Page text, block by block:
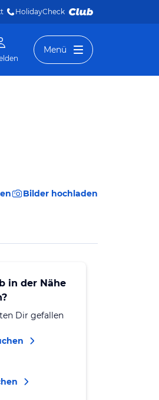
HolidayCheck
Menü
Bilder hochladen
in der Nähe
Dir gefallen